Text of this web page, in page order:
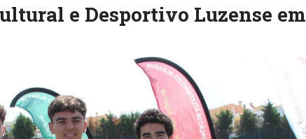
e Desportivo Luzense em